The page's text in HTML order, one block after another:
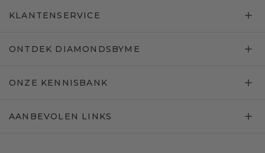
KLANTENSERVICE
ONTDEK DIAMONDSBYME
ONZE KENNISBANK
AANBEVOLEN LINKS